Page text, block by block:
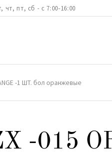
чт, пт, сб - с 7:00-16:00
-1 ШТ. бол оранжевые
-015